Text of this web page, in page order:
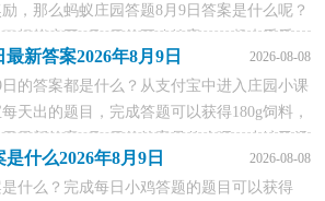
，那么蚂蚁庄园答题8月9日答案是什么呢？
蚂蚁庄园8月9日的正确答案，一起来看看
案1.答案汇总1.健康辟谣:空气炸锅做的食物
准确2.“剔尖&r...
新答案2026年8月9日 2026-08-08
的答案都是什么？从支付宝中进入庄园小课
天出的题目，完成答题可以获得180g饲料，
最新答案8月9日的答案是什么呢？小编已经
堂8月9日的答案，和小编一起来看看吧。蚂
一、8月9日答案1.健...
什么2026年8月9日 2026-08-08
什么？完成每日小鸡答题的题目可以获得